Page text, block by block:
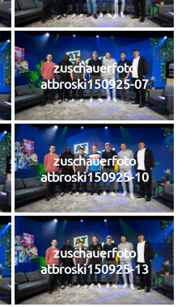
zuschauerfoto
atbroski150925-07
zuschauerfoto
atbroski150925-10
zuschauerfoto
atbroski150925-13